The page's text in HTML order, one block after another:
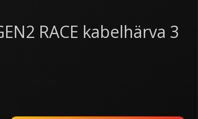
RACE kabelhärva 3